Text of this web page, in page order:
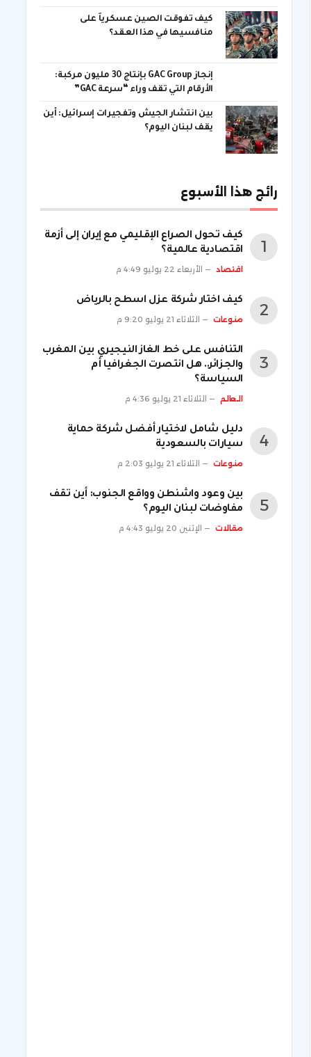
كيف تفوقت الصين عسكرياً على
منافسيها في هذا العقد؟
إنجاز GAC Group بإنتاج 30 مليون مركبة:
الأرقام التي تقف وراء “سرعة GAC”
بين انتشار الجيش وتفجيرات إسرائيل: أين
يقف لبنان اليوم؟
رائج هذا الأسبوع
كيف تحول الصراع الإقليمي مع إيران إلى أزمة
اقتصادية عالمية؟
اقتصاد الأربعاء 22 يوليو 4:49 م
كيف اختار شركة عزل اسطح بالرياض
منوعات الثلاثاء 21 يوليو 9:20 م
التنافس على خط الغاز النيجيري بين المغرب
والجزائر.. هل انتصرت الجغرافيا أم
السياسة؟
العالم الثلاثاء 21 يوليو 4:36 م
دليل شامل لاختيار أفضل شركة حماية
سيارات بالسعودية
منوعات الثلاثاء 21 يوليو 2:03 م
بين وعود واشنطن وواقع الجنوب: أين تقف
مفاوضات لبنان اليوم؟
مقالات الإثنين 20 يوليو 4:43 م